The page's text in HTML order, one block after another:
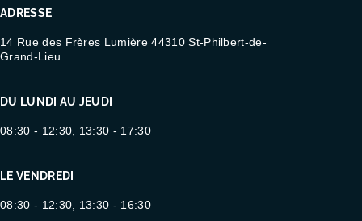
ADRESSE
14 Rue des Frères Lumière 44310 St-Philbert-de-
Grand-Lieu
DU LUNDI AU JEUDI
08:30 - 12:30, 13:30 - 17:30
LE VENDREDI
08:30 - 12:30, 13:30 - 16:30